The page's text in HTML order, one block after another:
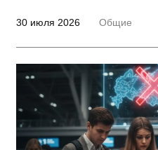
30 июля 2026 Общие